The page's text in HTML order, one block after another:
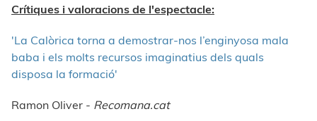
Crítiques i valoracions de l'espectacle:
'La Calòrica torna a demostrar-nos l’enginyosa mala
baba i els molts recursos imaginatius dels quals
disposa la formació'
Ramon Oliver - Recomana.cat